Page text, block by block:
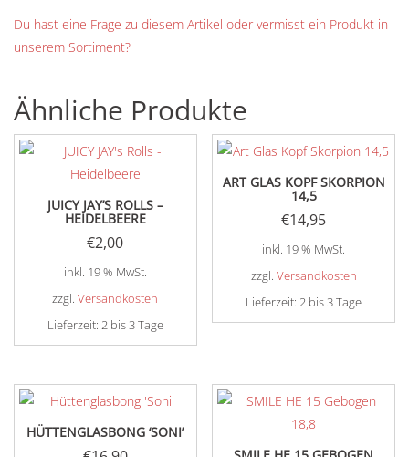
Du hast eine Frage zu diesem Artikel oder vermisst ein Produkt in
unserem Sortiment?
Ähnliche Produkte
JUICY JAY’S ROLLS –
HEIDELBEERE
€2,00
inkl. 19 % MwSt.
zzgl.Versandkosten
Lieferzeit: 2 bis 3 Tage
ART GLAS KOPF SKORPION
14,5
€14,95
inkl. 19 % MwSt.
zzgl. Versandkosten
Lieferzeit:2 bis 3 Tage
HÜTTENGLASBONG ‘SONI’